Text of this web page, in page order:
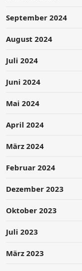
September 2024
August 2024
Juli 2024
Juni 2024
Mai 2024
April 2024
März 2024
Februar 2024
Dezember 2023
Oktober 2023
Juli 2023
März 2023